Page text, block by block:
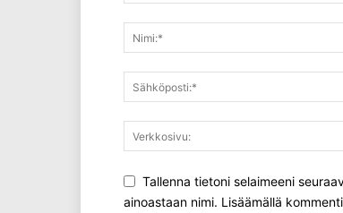
Tallenna tietoni selaimeeni
ainoastaan nimi. Lisäämällä